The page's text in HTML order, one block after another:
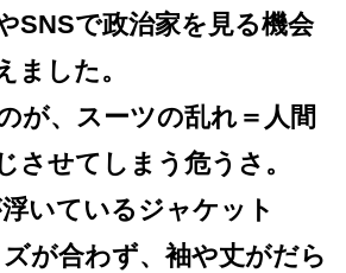
SNSで政治家を見る機会
ました。
が、スーツの乱れ＝人間
させてしまう危うさ。
いるジャケット
わず、袖や丈がだら